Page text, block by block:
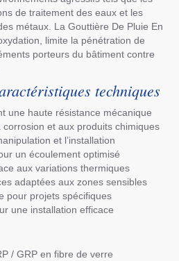
de traitement des eaux et les
métaux. La Gouttière De Pluie En
limite la pénétration de
porteurs du bâtiment contre
techniques
une haute résistance mécanique
et aux produits chimiques
et l’installation
un écoulement optimisé
aux variations thermiques
adaptées aux zones sensibles
pour projets spécifiques
une installation efficace
/ GRP en fibre de verre